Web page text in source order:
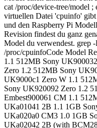
cat /proc/device-tree/model
virtuellen Datei 'cpuinfo'
und den Raspberry Pi
Revision findest du ganz
Model du verwendest. grep
/proc/cpuinfoCode Model
1.1 512MB Sony
Zero 1.2 512MB Sony
UK9000c1 Zero W 1.1
Sony UK920092 Zero 1.2
Embest900061 CM 1.1
UKa01041 2B 1.1 1GB
UKa020a0 CM3 1.0 1GB
UKa02042 2B (with